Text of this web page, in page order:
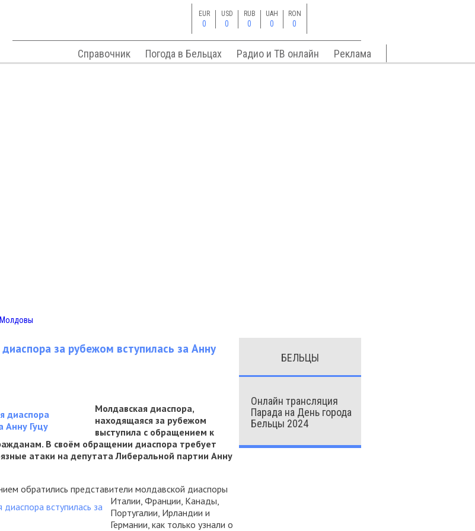
EUR
0
USD
0
RUB
0
UAH
0
RON
0
Справочник Погода в Бельцах Радио и ТВ онлайн Реклама
за рубежом вступилась за Анну
Молдавская диаспора,
находящаяся за рубежом
выступила с обращением к
В своём обращении диаспора требует
атаки на депутата Либеральной партии Анну
обратились представители молдавской диаспоры
Италии, Франции, Канады,
Португалии, Ирландии и
Германии, как только узнали о
БЕЛЬЦЫ
Онлайн трансляция
Парада на День города
Бельцы 2024